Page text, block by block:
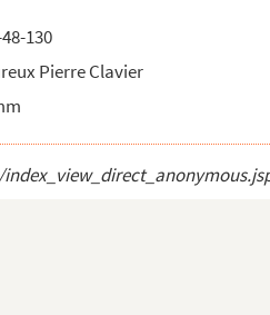
130
Pierre Clavier